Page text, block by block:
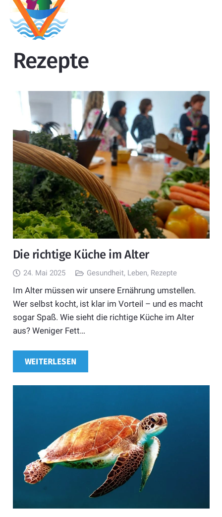
Rezepte
Die richtige Küche im Alter
24. Mai 2025 Gesundheit, Leben, Rezepte
Im Alter müssen wir unsere Ernährung umstellen.
Wer selbst kocht, ist klar im Vorteil – und es macht
sogar Spaß. Wie sieht die richtige Küche im Alter
aus? Weniger Fett…
WEITERLESEN